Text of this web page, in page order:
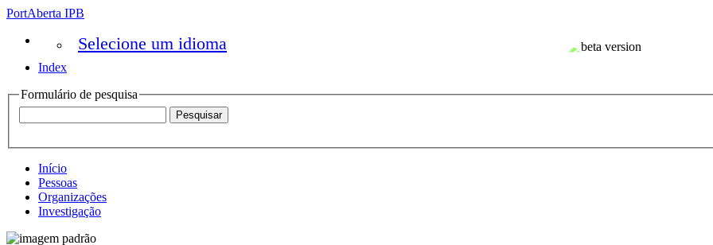
PortAberta IPB
Selecione um idioma
Index
Formulário de pesquisa
Início
Pessoas
Organizações
Investigação